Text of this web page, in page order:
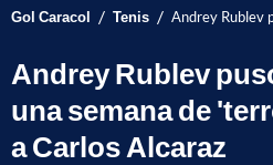
Gol Caracol / Tenis / Andrey Rublev
Andrey Rublev
una semana de
a Carlos Alcaraz